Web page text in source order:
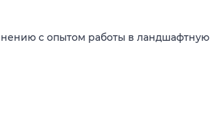
с опытом работы в ландшафтную